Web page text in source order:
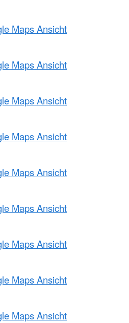
Maps Ansicht
Maps Ansicht
Maps Ansicht
Maps Ansicht
Maps Ansicht
Maps Ansicht
Maps Ansicht
Maps Ansicht
Maps Ansicht